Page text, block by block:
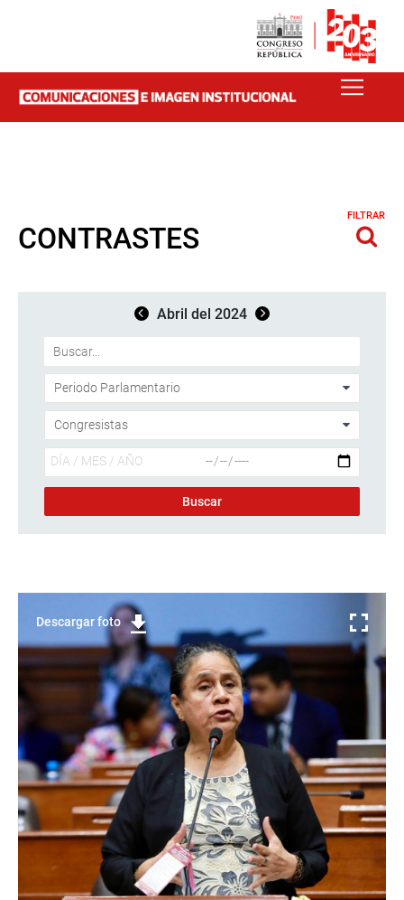
CONTRASTES
FILTRAR
Abril del 2024
Descargar foto